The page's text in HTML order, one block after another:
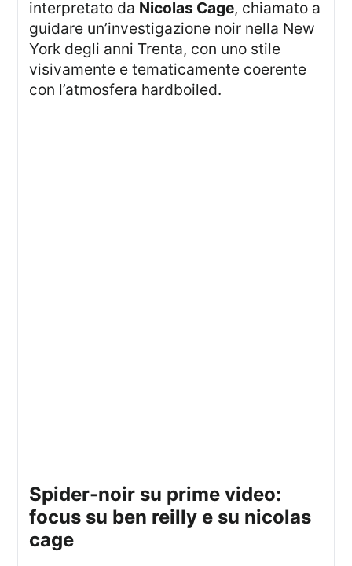
interpretato da Nicolas Cage, chiamato a
guidare un’investigazione noir nella New
York degli anni Trenta, con uno stile
visivamente e tematicamente coerente
con l’atmosfera hardboiled.
spider-noir su prime video:
focus su ben reilly e su nicolas
cage